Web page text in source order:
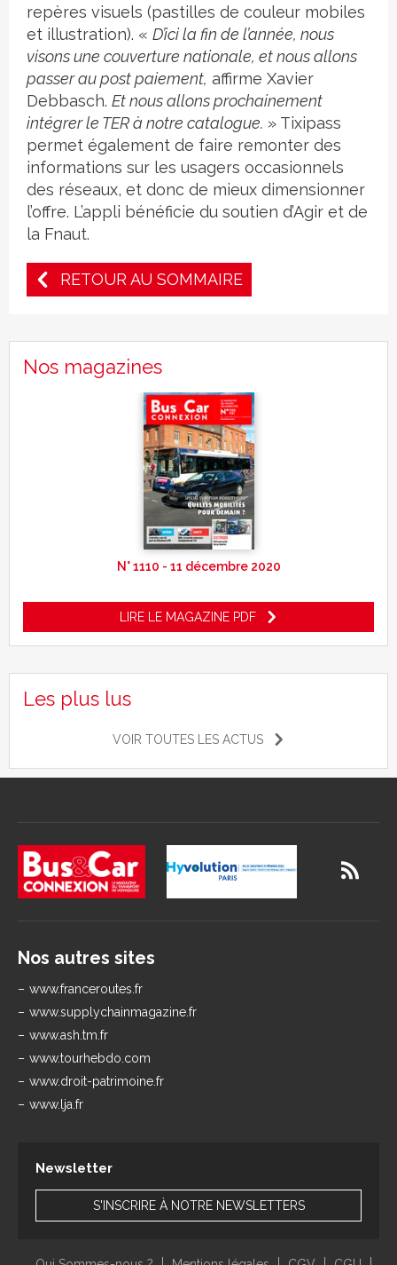
repères visuels (pastilles de couleur mobiles
et illustration). « D’ici la fin de l’année, nous
visons une couverture nationale, et nous allons
passer au post paiement, affirme Xavier
Debbasch. Et nous allons prochainement
intégrer le TER à notre catalogue. » Tixipass
permet également de faire remonter des
informations sur les usagers occasionnels
des réseaux, et donc de mieux dimensionner
l’offre. L’appli bénéficie du soutien d’Agir et de
la Fnaut.
RETOUR AU SOMMAIRE
Nos magazines
N° 1110 - 11 décembre 2020
LIRE LE MAGAZINE PDF
Les plus lus
VOIR TOUTES LES ACTUS
Nos autres sites
www.franceroutes.fr
www.supplychainmagazine.fr
www.ash.tm.fr
www.tourhebdo.com
www.droit-patrimoine.fr
www.lja.fr
Newsletter
S'INSCRIRE À NOTRE NEWSLETTERS